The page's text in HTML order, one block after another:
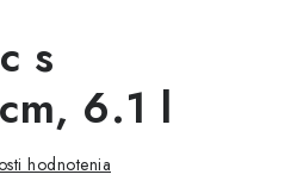
s
6.1 l
hodnotenia